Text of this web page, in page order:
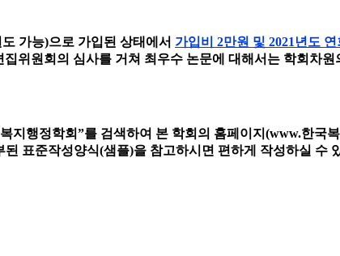
가능)으로 가입된 상태에서 가입비 2만원 및 2021 년도 연
집위원회의 심사를 거쳐 최우수 논문에 대해서는 학회차원
지행정학회”를 검색하여 본 학회의 홈페이지 (www.한국
된 표준작성양식(샘플)을 참고하시면 편하게 작성하실 수